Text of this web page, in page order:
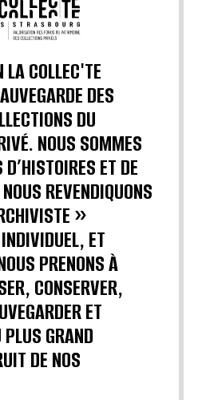
COLLEC'TE
DES
DU
NOUS SOMMES
ET DE
REVENDIQUONS
»
ET
PRENONS À
CONSERVER,
ET
GRAND
DE NOS